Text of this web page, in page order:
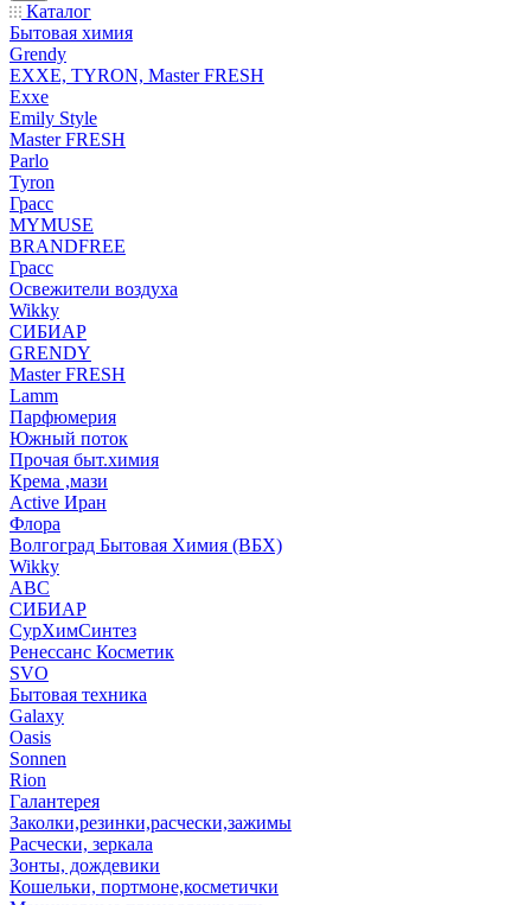
Каталог
Бытовая химия
Grendy
EXXE, TYRON, Master FRESH
Exxe
Emily Style
Master FRESH
Parlo
Tyron
Грасс
MYMUSE
BRANDFREE
Грасс
Освежители воздуха
Wikky
СИБИАР
GRENDY
Master FRESH
Lamm
Парфюмерия
Южный поток
Прочая быт.химия
Крема ,мази
Аctive Иран
Флора
Волгоград Бытовая Химия (ВБХ)
Wikky
АВС
СИБИАР
СурХимСинтез
Ренессанс Косметик
SVO
Бытовая техника
Galaxy
Oasis
Sonnen
Rion
Галантерея
Заколки,резинки,расчески,зажимы
Расчески, зеркала
Зонты, дождевики
Кошельки, портмоне,косметички